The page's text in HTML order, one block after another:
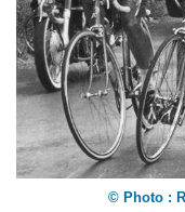
© Photo :